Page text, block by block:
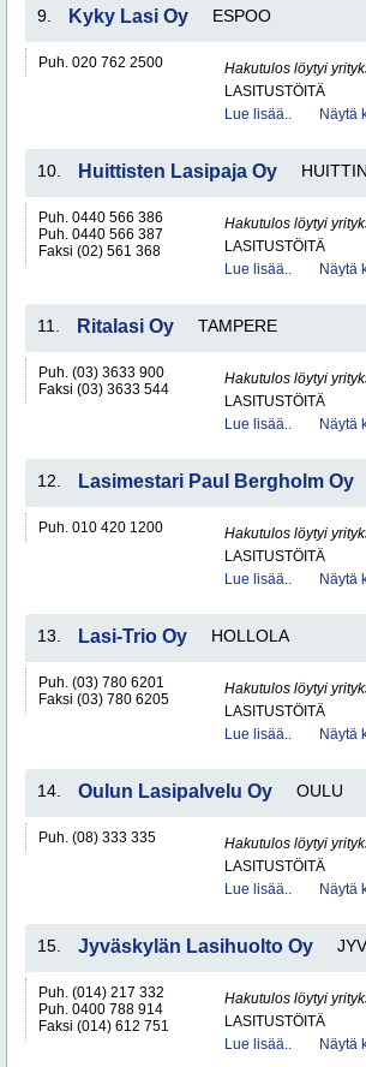
9. Kyky Lasi Oy ESPOO
Puh. 020 762 2500
Hakutulos löytyi
LASITUSTÖITÄ
Lue lisää..
Näytä
10. Huittisten Lasipaja Oy
Puh. 0440 566 386
Puh. 0440 566 387
Faksi (02) 561 368
Hakutulos löytyi
LASITUSTÖITÄ
Lue lisää..
Näytä
11. Ritalasi Oy TAMPERE
Puh. (03) 3633 900
Faksi (03) 3633 544
Hakutulos löytyi
LASITUSTÖITÄ
Lue lisää..
Näytä
12. Lasimestari Paul Bergholm Oy
Puh. 010 420 1200
Hakutulos löytyi
LASITUSTÖITÄ
Lue lisää..
Näytä
13. Lasi-Trio Oy HOLLOLA
Puh. (03) 780 6201
Faksi (03) 780 6205
Hakutulos löytyi
LASITUSTÖITÄ
Lue lisää..
Näytä
14. Oulun Lasipalvelu Oy OULU
Puh. (08) 333 335
Hakutulos löytyi
LASITUSTÖITÄ
Lue lisää..
Näytä
15. Jyväskylän Lasihuolto Oy
Puh. (014) 217 332
Puh. 0400 788 914
Faksi (014) 612 751
Hakutulos löytyi
LASITUSTÖITÄ
Lue lisää..
Näytä